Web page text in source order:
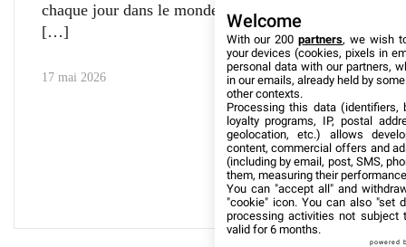
chaque jour dans le monde. Les arnaques ciblant
17 mai 2026
Welcome
With our 200partners, we wish
your devices (cookies, pixels in
personal data with our partners,
in our emails, already held by
other contexts.
Processing this data (identifiers,
loyalty programs, IP, postal
geolocation, etc.) allows
content, commercial offers and
(including by email, post, SMS,
them, measuring their
You can "accept all" and
"cookie" icon. You can also "set
processing activities not subject
valid for 6 months.
powered